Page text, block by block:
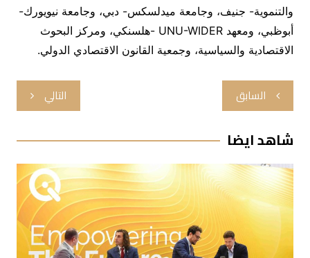
والتنموية- جنيف، وجامعة ميدلسكس- دبي، وجامعة نيويورك-
أبوظبي، ومعهد UNU-WIDER -هلسنكي، ومركز البحوث
الاقتصادية والسياسية، وجمعية القانون الاقتصادي الدولي.
تصفّح
المقالات
السابق التالي
شاهد ايضا